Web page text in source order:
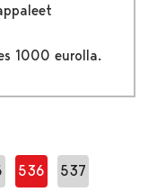
1000 eurolla.
536 537